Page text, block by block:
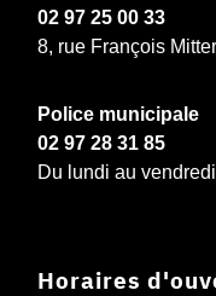
02 97 25 00 33
8, rue François
Police municipale
02 97 28 31 85
Du lundi au
Horaires